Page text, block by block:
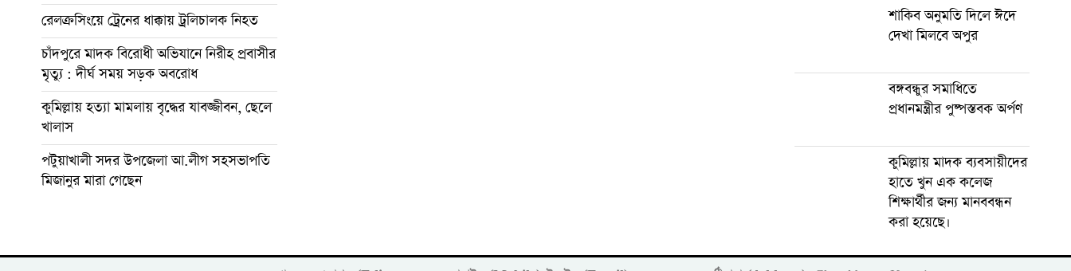
রেলক্রসিংয়ে ট্রেনের ধাক্কায় ট্রলিচালক নিহত
চাঁদপুরে মাদক বিরোধী অভিযানে নিরীহ প্রবাসীর
মৃত্যু : দীর্ঘ সময় সড়ক অবরোধ
কুমিল্লায় হত্যা মামলায় বৃদ্ধের যাবজ্জীবন, ছেলে
খালাস
পটুয়াখালী সদর উপজেলা আ.লীগ সহসভাপতি
মিজানুর মারা গেছেন
শাকিব অনুমতি দিলে ঈদে
দেখা মিলবে অপুর
বঙ্গবন্ধুর সমাধিতে
প্রধানমন্ত্রীর পুষ্পস্তবক অর্পণ
কুমিল্লায় মাদক ব্যবসায়ীদের
হাতে খুন এক কলেজ
শিক্ষার্থীর জন্য মানববন্ধন
করা হয়েছে।